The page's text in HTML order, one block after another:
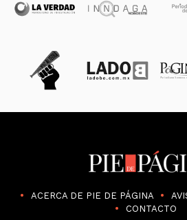
ACERCA DE PIE DE PÁGINA
CONTACTO